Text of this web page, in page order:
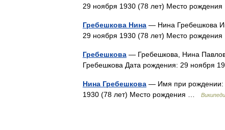
29 ноября 1930 (78 лет) Место
Гребешкова Нина — Нина Гребешкова
29 ноября 1930 (78 лет) Место
Гребешкова — Гребешкова, Нина
Гребешкова Дата рождения: 29 ноября
Нина Гребешкова — Имя при рождении:
1930 (78 лет) Место рождения …